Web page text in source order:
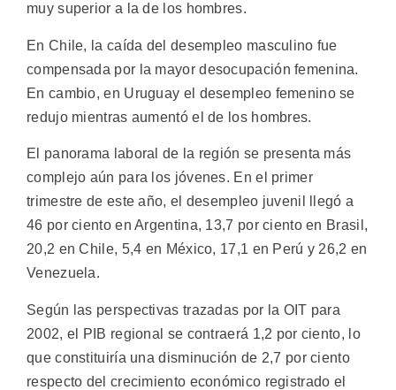
muy superior a la de los hombres.
En Chile, la caída del desempleo masculino fue
compensada por la mayor desocupación femenina.
En cambio, en Uruguay el desempleo femenino se
redujo mientras aumentó el de los hombres.
El panorama laboral de la región se presenta más
complejo aún para los jóvenes. En el primer
trimestre de este año, el desempleo juvenil llegó a
46 por ciento en Argentina, 13,7 por ciento en Brasil,
20,2 en Chile, 5,4 en México, 17,1 en Perú y 26,2 en
Venezuela.
Según las perspectivas trazadas por la OIT para
2002, el PIB regional se contraerá 1,2 por ciento, lo
que constituiría una disminución de 2,7 por ciento
respecto del crecimiento económico registrado el